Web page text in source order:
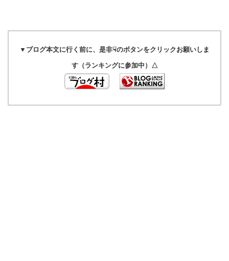
▼ブログ本文に行く前に、是非☟のボタンをクリックお願いしま
す（ランキングに参加中）△